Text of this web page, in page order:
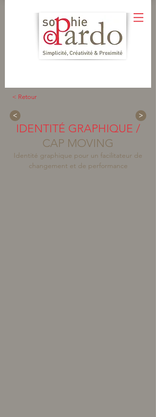
< Retour
< >
IDENTITÉ GRAPHIQUE /
CAP MOVING
Identité graphique pour un facilitateur de
changement et de performance